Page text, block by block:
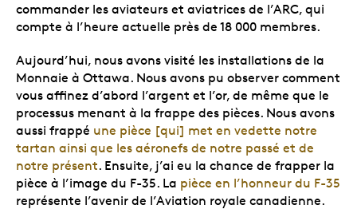
commander les aviateurs et aviatrices de l’ARC, qui
compte à l’heure actuelle près de 18 000 membres.
Aujourd’hui, nous avons visité les installations de la
Monnaie à Ottawa. Nous avons pu observer comment
vous affinez d’abord l’argent et l’or, de même que le
processus menant à la frappe des pièces. Nous avons
aussi frappé une pièce [qui] met en vedette notre
tartan ainsi que les aéronefs de notre passé et de
notre présent. Ensuite, j’ai eu la chance de frapper la
pièce à l’image du F-35. La pièce en l’honneur du F-35
représente l’avenir de l’Aviation royale canadienne.